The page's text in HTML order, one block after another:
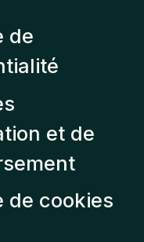
de
et de
de cookies